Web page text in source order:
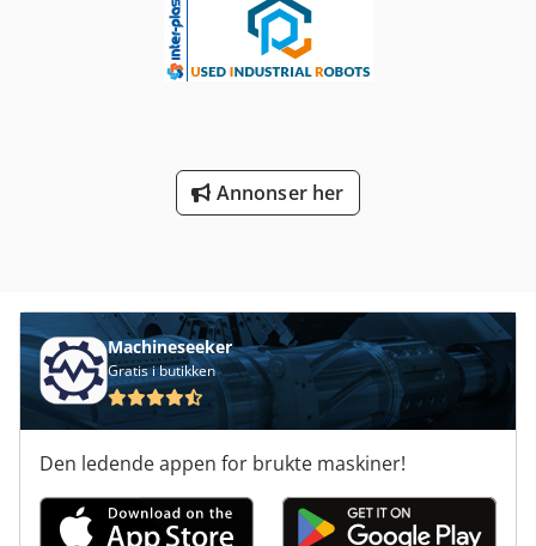
Trådkorn Mengde blåsemiddel (førstegangsfylling): ca.
1000 kg Arbeidsstykkets temperatur: maks. 80°C
Trommellengde: 900 mm Trommeldiameter: 800 mm Maks.
Annonser her
Machineseeker
Gratis i butikken
Den ledende appen for brukte maskiner!